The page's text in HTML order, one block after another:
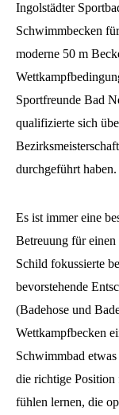
Tischtennis
Volleyball
Ingolstädter
Schwimmbecken
moderne 50 m
Sportfreunde Bad
qualifizierte sich
durchgeführt haben.
Es ist immer eine
Betreuung für
Schild fokussierte
bevorstehende
(Badehose und
Wettkampfbecken
Schwimmbad
die richtige Position
fühlen lernen, die